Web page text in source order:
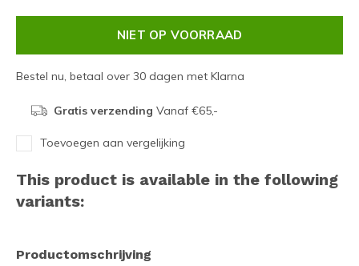
NIET OP VOORRAAD
Bestel nu, betaal over 30 dagen met Klarna
Gratis verzending Vanaf €65,-
Toevoegen aan vergelijking
This product is available in the following
variants:
Productomschrijving